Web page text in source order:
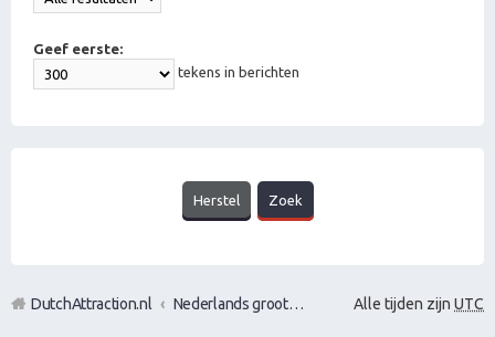
Geef eerste:
tekens in berichten
Alle tijden zijn UTC
DutchAttraction.nl Nederlands grootste Dutch Attraction, Lifestyle, Vrouwen versieren en Pick-Up (PUA) Forum